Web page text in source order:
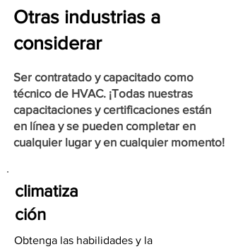
Otras industrias a
considerar
Ser contratado y capacitado como
técnico de HVAC. ¡Todas nuestras
capacitaciones y certificaciones están
en línea y se pueden completar en
cualquier lugar y en cualquier momento!
climatiza
ción
Obtenga las habilidades y la